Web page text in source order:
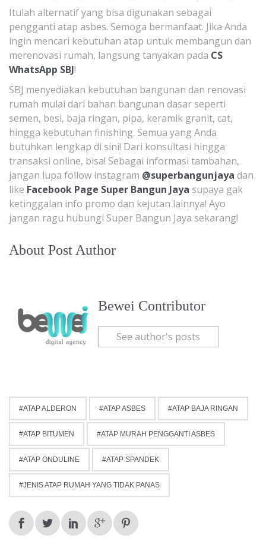
Itulah alternatif yang bisa digunakan sebagai
pengganti atap asbes. Semoga bermanfaat. Jika Anda
ingin mencari kebutuhan atap untuk membangun dan
merenovasi rumah, langsung tanyakan pada CS
WhatsApp SBJ!
SBJ menyediakan kebutuhan bangunan dan renovasi
rumah mulai dari bahan bangunan dasar seperti
semen, besi, baja ringan, pipa, keramik granit, cat,
hingga kebutuhan finishing. Semua yang Anda
butuhkan lengkap di sini! Dari konsultasi hingga
transaksi online, bisa! Sebagai informasi tambahan,
jangan lupa follow instagram @superbangunjaya dan
like Facebook Page Super Bangun Jaya supaya gak
ketinggalan info promo dan kejutan lainnya! Ayo
jangan ragu hubungi Super Bangun Jaya sekarang!
About Post Author
Bewei Contributor
See author's posts
ATAP ALDERON ATAP ASBES ATAP BAJA RINGAN
ATAP BITUMEN ATAP MURAH PENGGANTI ASBES
ATAP ONDULINE ATAP SPANDEK
JENIS ATAP RUMAH YANG TIDAK PANAS